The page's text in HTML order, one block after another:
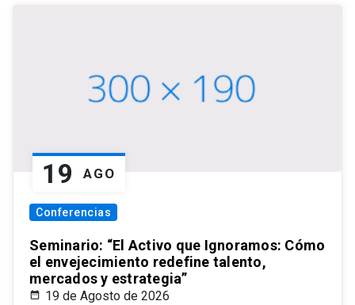
19 AGO
Conferencias
Seminario: “El Activo que Ignoramos: Cómo
el envejecimiento redefine talento,
mercados y estrategia”
19 de Agosto de 2026